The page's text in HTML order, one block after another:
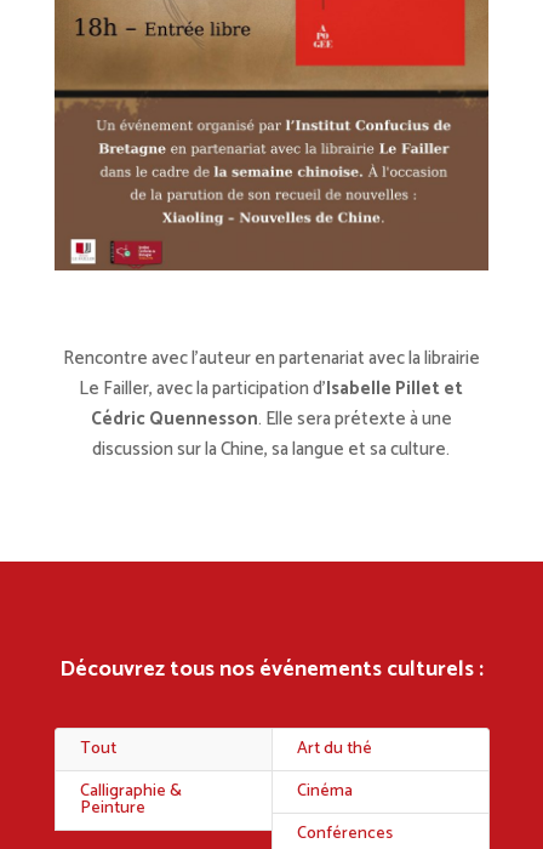
Rencontre avec l’auteur en partenariat avec la librairie
Le Failler, avec la participation d’Isabelle Pillet et
Cédric Quennesson. Elle sera prétexte à une
discussion sur la Chine, sa langue et sa culture.
Découvrez tous nos événements culturels :
Tout
Art du thé
Calligraphie &
Peinture
Cinéma
Conférences